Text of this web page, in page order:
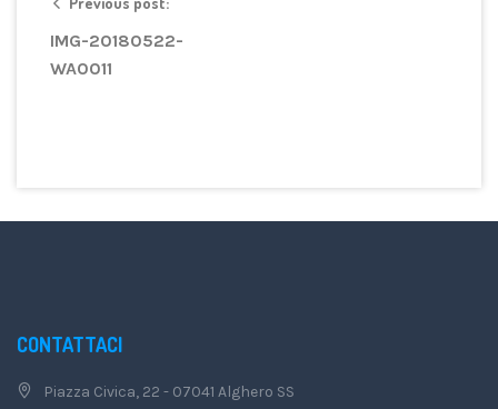
IMG-20180522-
WA0011
CONTATTACI
Piazza Civica, 22 - 07041 Alghero SS